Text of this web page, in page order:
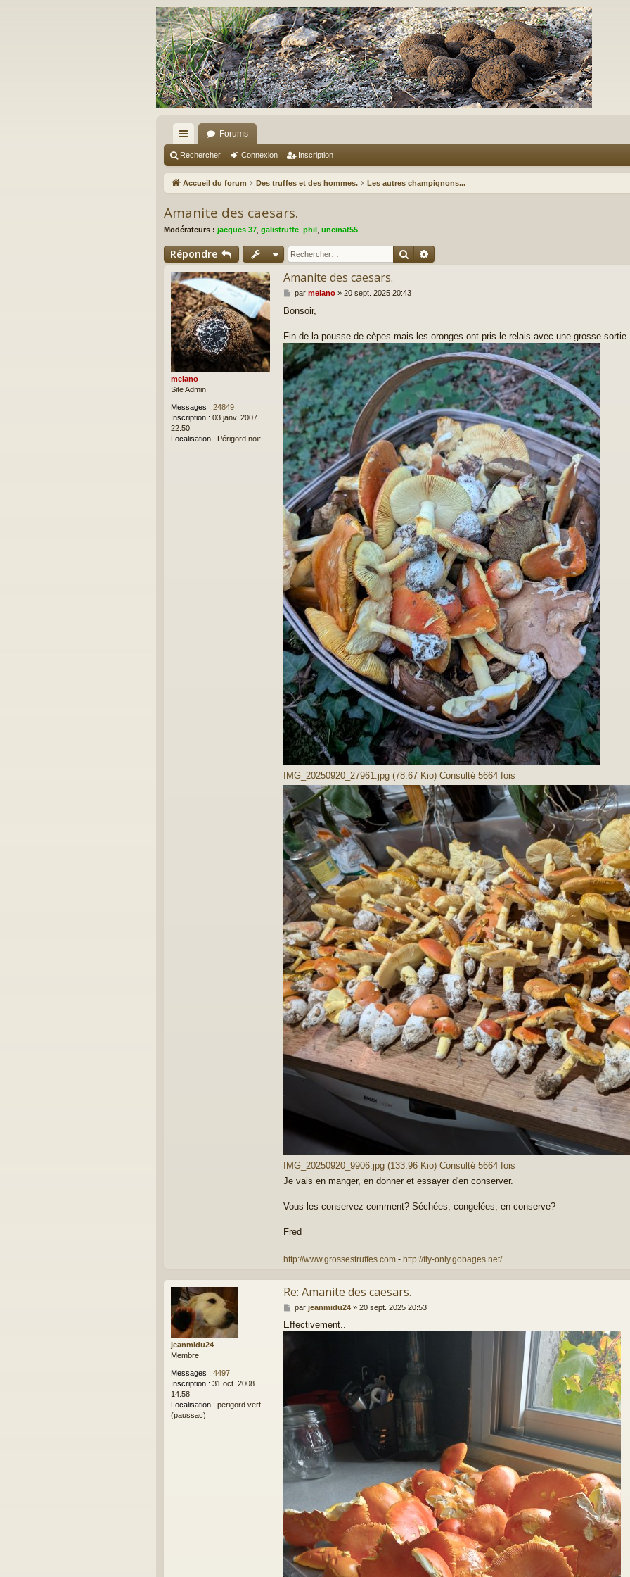
ac
co
ci
Forums
Rechercher Connexion Inscription
Accueil du forum Des truffes et des hommes. Les autres champignons...
Amanite des caesars.
Modérateurs : jacques 37 galistruffe phil uncinat55
Répondre Rechercher
melano
Site Admin
Messages : 24849
Inscription : 03 janv. 2007
22:50
Localisation : Périgord noir
Amanite des caesars.
M
s
a
g
e
par melano» 20 sept. 2025 20:43
Bonsoir,
Fin de la pousse de cèpes mais les oronges ont pris le relais avec une grosse sortie.
IMG_20250920_27961.jpg (78.67 Kio) Consulté 5664 fois
IMG_20250920_9906.jpg (133.96 Kio) Consulté 5664 fois
Je vais en manger, en donner et essayer d'en conserver.
Vous les conservez comment? Séchées, congelées, en conserve?
Fred
http://www.grossestruffes.com - http://fly-only.gobages.net/
jeanmidu24
Membre
Messages : 4497
Inscription : 31 oct. 2008
14:58
Localisation : perigord vert
(paussac)
Re: Amanite des caesars.
M
s
par jeanmidu24» 20 sept. 2025 20:53
Effectivement..